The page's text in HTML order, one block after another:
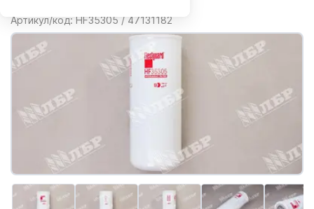
Артикул/код: HF35305 / 47131182